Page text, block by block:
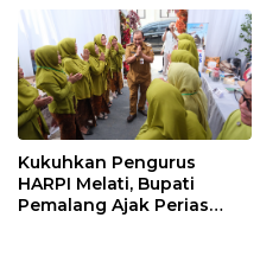
Kukuhkan Pengurus
HARPI Melati, Bupati
Pemalang Ajak Perias